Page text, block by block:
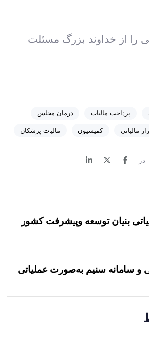
را از خداوند بزرگ مسئلت
پرداخت مالیات درمان مجلس
مالیاتی کمیسیون مالیات پزشکان
ل
ل
بنیان توسعه وپیشرفت کشور
و سامانه سنیم به‌صورت عملیاتی